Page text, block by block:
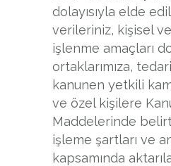
dolayısıyla elde
verileriniz, kişisel
işlenme amaçları
ortaklarımıza,
kanunen yetkili
ve özel kişilere
Maddelerinde
işleme şartları ve
kapsamında